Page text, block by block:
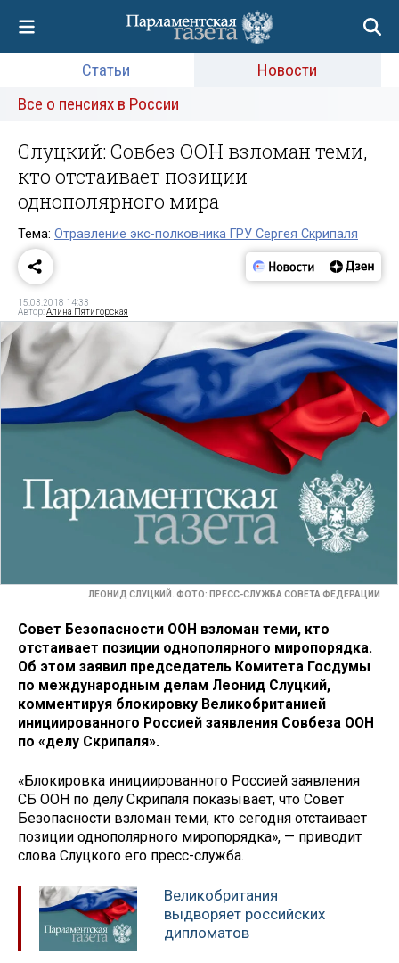
Статьи
Новости
Все о пенсиях в России
Слуцкий: Совбез ООН взломан теми,
кто отстаивает позиции
однополярного мира
Тема: Отравление экс-полковника ГРУ Сергея Скрипаля
15.03.2018 14:33
Автор:Алина Пятигорская
ЛЕОНИД СЛУЦКИЙ. ФОТО: ПРЕСС-СЛУЖБА СОВЕТА ФЕДЕРАЦИИ
Совет Безопасности ООН взломан теми, кто
отстаивает позиции однополярного миропорядка.
Об этом заявил председатель Комитета Госдумы
по международным делам Леонид Слуцкий,
комментируя блокировку Великобританией
инициированного Россией заявления Совбеза ООН
по «делу Скрипаля».
«Блокировка инициированного Россией заявления
СБ ООН по делу Скрипаля показывает, что Совет
Безопасности взломан теми, кто сегодня отстаивает
позиции однополярного миропорядка», — приводит
слова Слуцкого его пресс-служба.
Великобритания
выдворяет российских
дипломатов